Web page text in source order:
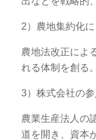
2）農地集約化
農地法改正によ
れる体制を創る
3）株式会社の
農業生産法人の
道を開き、資本